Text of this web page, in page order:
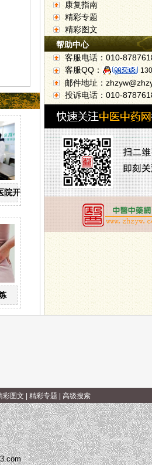
院开展中药辨识系列活动
康复指南
精彩专题
精彩图文
帮助中心
客服电话：010-
客服QQ：
邮件地址：
投诉电话：010-
彩图文 精彩专题 高级搜索